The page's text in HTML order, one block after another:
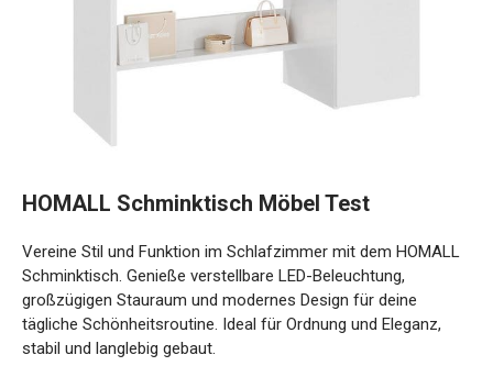
HOMALL Schminktisch Möbel Test
Vereine Stil und Funktion im Schlafzimmer mit dem HOMALL
Schminktisch. Genieße verstellbare LED-Beleuchtung,
großzügigen Stauraum und modernes Design für deine
tägliche Schönheitsroutine. Ideal für Ordnung und Eleganz,
stabil und langlebig gebaut.